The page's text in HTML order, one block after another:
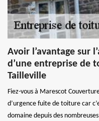
Avoir l’avantage sur
d’une entreprise de
Tailleville
Fiez-vous à Marescot
d’urgence fuite de toiture car
domaine depuis des